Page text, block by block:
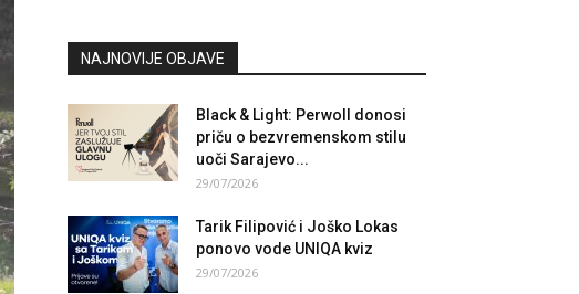
NAJNOVIJE OBJAVE
Black & Light: Perwoll donosi
priču o bezvremenskom stilu
uoči Sarajevo...
29/07/2026
Tarik Filipović i Joško Lokas
ponovo vode UNIQA kviz
29/07/2026